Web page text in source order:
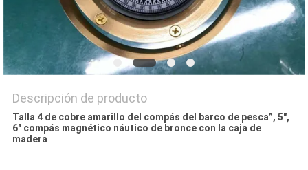
Descripción de producto
Talla 4 de cobre amarillo del compás del barco de pesca”, 5",
6" compás magnético náutico de bronce con la caja de
madera